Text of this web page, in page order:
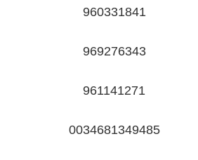
960331841
969276343
961141271
0034681349485